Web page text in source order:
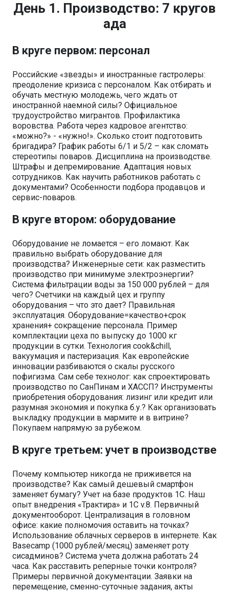
День 1. Производство: 7 кругов
ада
В круге первом: персонал
Российские «звезды» и иностранные гастролеры:
преодоление кризиса с персоналом. Как отбирать и
обучать местную молодежь, чего ждать от
иностранной наемной силы? Официальное
трудоустройство мигрантов. Профилактика
воровства. Работа через кадровое агентство:
«можно?» - «нужно!». Сколько стоит подготовить
бригадира? График работы 6/1 и 5/2 – как сломать
стереотипы поваров. Дисциплина на производстве.
Штрафы и депремирование. Адаптация новых
сотрудников. Как научить работников работать с
документами? Особенности подбора продавцов и
сервис-поваров.
В круге втором: оборудование
Оборудование не ломается – его ломают. Как
правильно выбрать оборудование для
производства? Инженерные сети: как разместить
производство при минимуме электроэнергии?
Система фильтрации воды за 150 000 рублей – для
чего? Счетчики на каждый цех и группу
оборудования – что это дает? Правильная
эксплуатация. Оборудование=качество+срок
хранения+ сокращение персонала. Пример
комплектации цеха по выпуску до 1000 кг
продукции в сутки. Технология cook&chill,
вакуумация и пастеризация. Как европейские
инновации разбиваются о скалы русского
пофигизма. Сам себе технолог: как спроектировать
производство по СанПинам и ХАССП? Инструменты
приобретения оборудования: лизинг или кредит или
разумная экономия и покупка б.у.? Как организовать
выкладку продукции в мармите и в витрине?
Покупаем напрямую за рубежом.
В круге третьем: учет в производстве
Почему компьютер никогда не приживется на
производстве? Как самый дешевый смартфон
заменяет бумагу? Учет на базе продуктов 1С. Наш
опыт внедрения «Трактира» и 1С v.8. Первичный
документооборот. Централизация в головном
офисе: какие полномочия оставить на точках?
Использование облачных серверов в интернете. Как
Basecamp (1000 рублей/месяц) заменяет роту
сисадминов? Система учета должна работать 24
часа. Как расставить реперные точки контроля?
Примеры первичной документации. Заявки на
перемещение, сменно-суточные задания, акты